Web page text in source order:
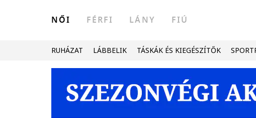
NŐI FÉRFI LÁNY FIÚ
RUHÁZAT LÁBBELIK TÁSKÁK ÉS KIEGÉSZÍTŐK